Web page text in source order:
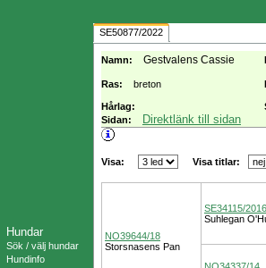
Hundar
Sök / välj hundar
Hundinfo
SE50877/2022
Namn: Gestvalens Cassie
Ras: breton
Hårlag:
Sidan:
Direktlänk till sidan
Visa: Visa titlar:
NO39644/18
Storsnasens Pan
SE34115/2016
Suhlegan